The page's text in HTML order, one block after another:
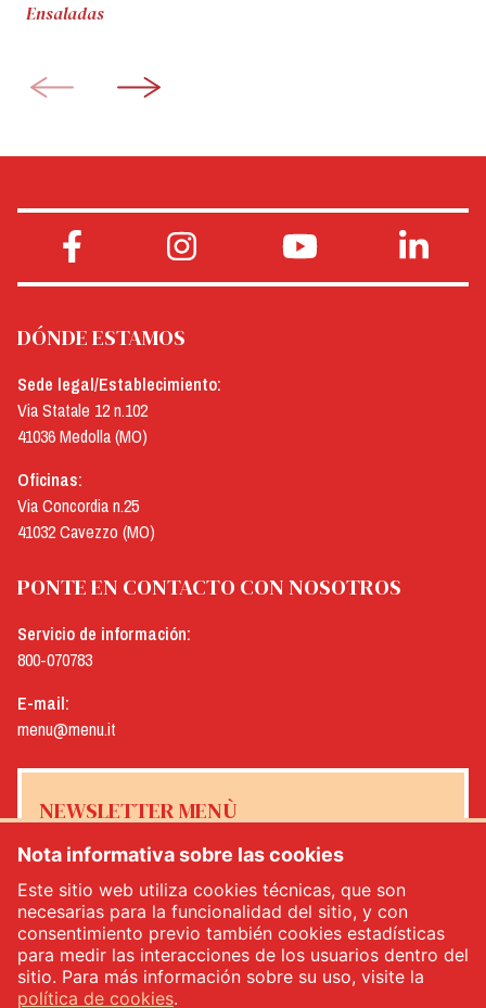
Ensaladas
DÓNDE ESTAMOS
Sede legal/Establecimiento:
Via Statale 12 n.102
41036 Medolla (MO)
Oficinas:
Via Concordia n.25
41032 Cavezzo (MO)
PONTE EN CONTACTO CON NOSOTROS
Servicio de información:
800-070783
E-mail:
menu@menu.it
NEWSLETTER MENÙ
Sí, me gustaría recibir el boletín de noticias de Menù*
INSCRÍBETE
Nota informativa sobre las cookies
Este sitio web utiliza cookies técnicas, que son
necesarias para la funcionalidad del sitio, y con
consentimiento previo también cookies estadísticas
para medir las interacciones de los usuarios dentro del
sitio. Para más información sobre su uso, visite la
política de cookies.